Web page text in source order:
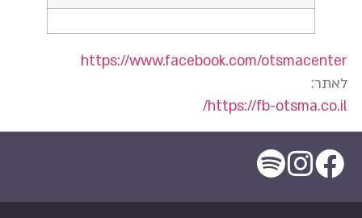
https://www.facebook.com/otsmacenter
לאתר:
https://fb-otsma.co.il/